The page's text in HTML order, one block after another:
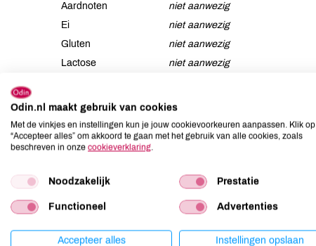
Aardnoten
niet aanwezig
Ei
niet aanwezig
Gluten
niet aanwezig
Lactose
niet aanwezig
Mosterd
Noten
niet aanwezig
Anderen kochten ook
Odin.nl maakt gebruik van cookies
Met de vinkjes en instellingen kun je jouw cookievoorkeuren aanpassen. Klik op
“Accepteer alles” om akkoord te gaan met het gebruik van alle cookies, zoals
beschreven in onze cookieverklaring.
Noodzakelijk Prestatie
Functioneel Advertenties
Accepteer alles Instellingen opslaan